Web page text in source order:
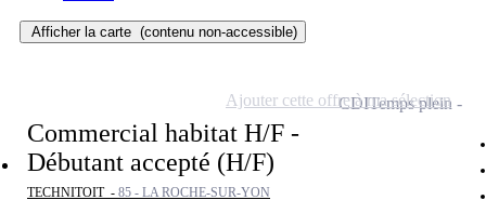
Afficher la carte (contenu non-accessible)
Commercial habitat H/F -
Débutant accepté (H/F)
TECHNITOIT - 85 - LA ROCHE-SUR-YON
CDITemps plein
Ajouter cette offre à ma sélection